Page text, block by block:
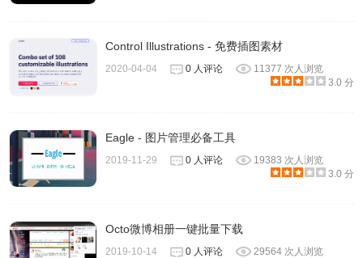
Control Illustrations - 免费插图素材
2020-04-04 0 人评论
11377 次人浏览
3.0 分
Eagle - 图片管理必备工具
2019-11-29 0 人评论
19383 次人浏览
3.0 分
Octo微博相册一键批量下载
2019-10-14 0 人评论
29564 次人浏览